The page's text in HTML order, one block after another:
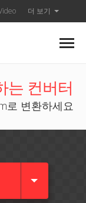
더 보기
는 컨버터
로 변환하세요